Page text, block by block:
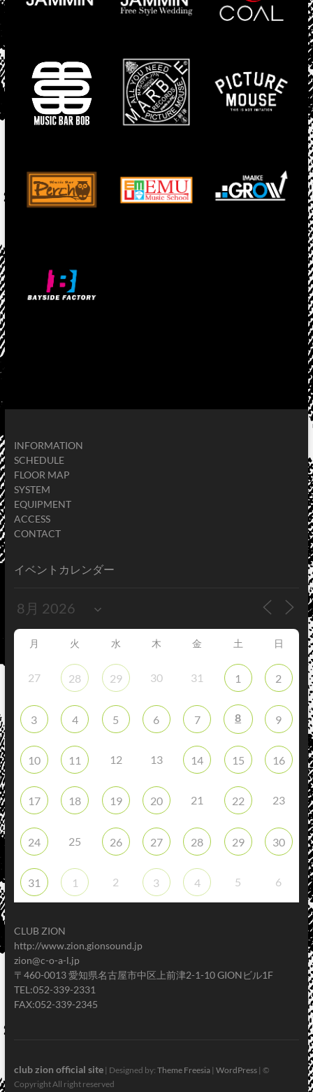
INFORMATION
SCHEDULE
FLOOR MAP
SYSTEM
EQUIPMENT
ACCESS
CONTACT
イベントカレンダー
月 火 水 木 金 土 日
27 28 29 30 31 1 2
3 4 5 6 7 8 9
10 11 12 13 14 15 16
17 18 19 20 21 22 23
24 25 26 27 28 29 30
31 1 2 3 4 5 6
CLUB ZION
http://www.zion.gionsound.jp
zion@c-o-a-l.jp
〒460-0013 愛知県名古屋市中区上前津2-1-10 GIONビル1F
TEL:052-339-2331
FAX:052-339-2345
club zion official site| Designed by: Theme Freesia| WordPress| ©
Copyright All right reserved